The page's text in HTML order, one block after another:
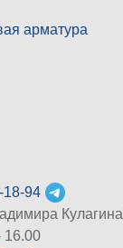
арматура
18-94
16.00